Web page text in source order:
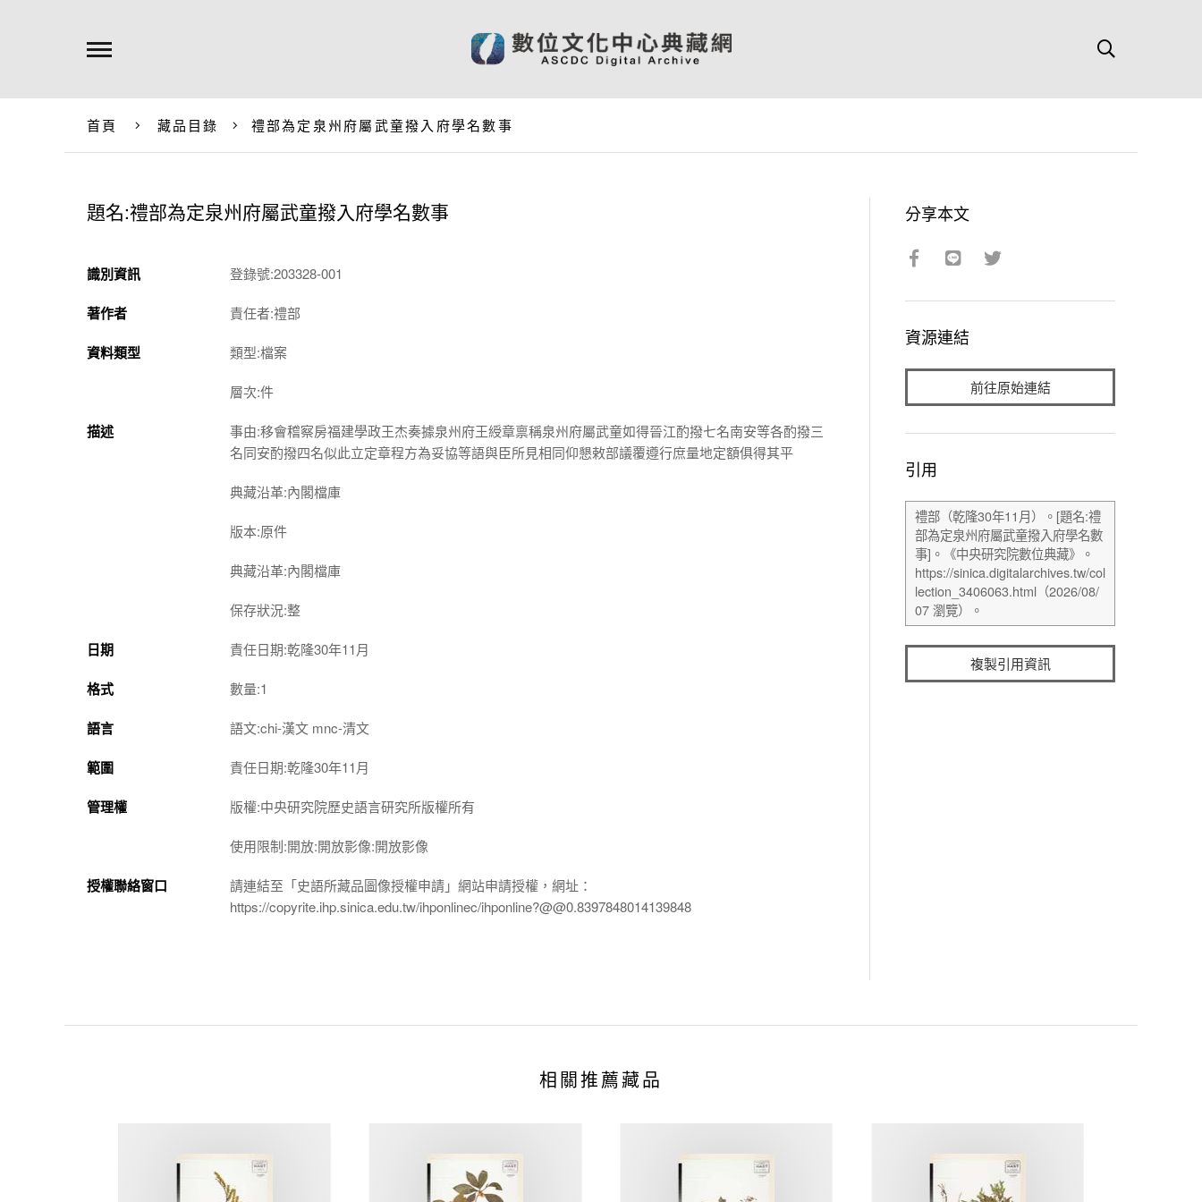
首頁 藏品目錄 禮部為定泉州府屬武童撥入府學名數事
題名:禮部為定泉州府屬武童撥入府學名數事
識別資訊 登錄號:203328-001
著作者 責任者:禮部
資料類型 類型:檔案
層次:件
描述
事由:移會稽察房福建學政王杰奏據泉州府王綬章禀稱泉州府屬武童如得晉江酌撥七名南安等各酌撥三
名同安酌撥四名似此立定章程方為妥協等語與臣所見相同仰懇敕部議覆遵行庶量地定額俱得其平
典藏沿革:內閣檔庫
版本:原件
典藏沿革:內閣檔庫
保存狀況:整
日期 責任日期:乾隆30年11月
格式 數量:1
語言 語文:chi-漢文 mnc-清文
範圍 責任日期:乾隆30年11月
管理權 版權:中央研究院歷史語言研究所版權所有
使用限制:開放:開放影像:開放影像
授權聯絡窗口
請連結至「史語所藏品圖像授權申請」網站申請授權，網址：
https://copyrite.ihp.sinica.edu.tw/ihponlinec/ihponline?@@0.8397848014139848
分享本文
資源連結
前往原始連結
引用
複製引用資訊
相關推薦藏品